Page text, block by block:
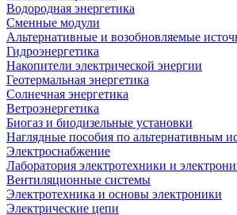
Водородная энергетика
Сменные модули
Альтернативные и возобновляемые
Гидроэнергетика
Накопители электрической энергии
Геотермальная энергетика
Солнечная энергетика
Ветроэнергетика
Биогаз и биодизельные установки
Наглядные пособия по альтернативным
Электроснабжение
Лаборатория электротехники и
Вентиляционные системы
Электротехника и основы электроники
Электрические цепи